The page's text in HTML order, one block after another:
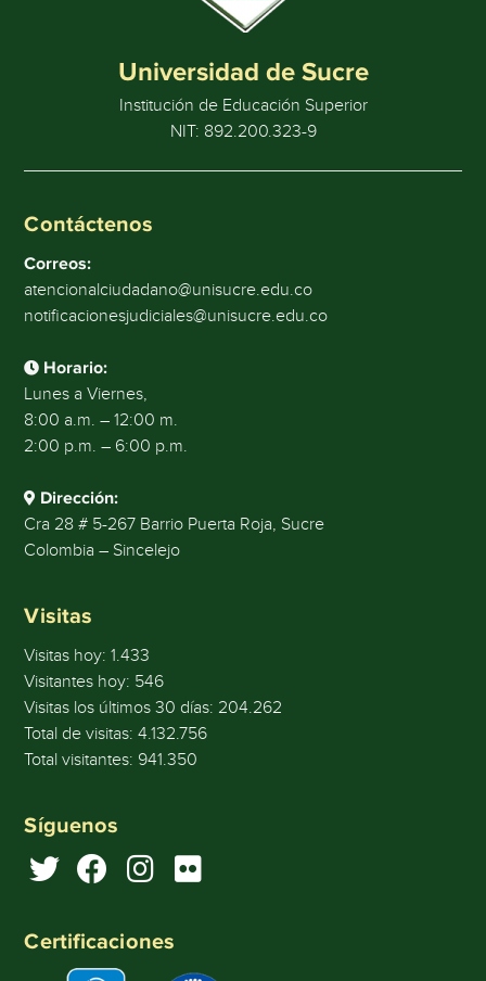
Universidad de Sucre
Institución de Educación Superior
NIT: 892.200.323-9
Contáctenos
Correos:
atencionalciudadano@unisucre.edu.co
notificacionesjudiciales@unisucre.edu.co
Horario:
Lunes a Viernes,
8:00 a.m. – 12:00 m.
2:00 p.m. – 6:00 p.m.
Dirección:
Cra 28 # 5-267 Barrio Puerta Roja, Sucre
Colombia – Sincelejo
Visitas
Visitas hoy:1.433
Visitantes hoy: 546
Visitas los últimos 30 días: 204.262
Total de visitas:4.132.756
Total visitantes: 941.350
Síguenos
Certificaciones